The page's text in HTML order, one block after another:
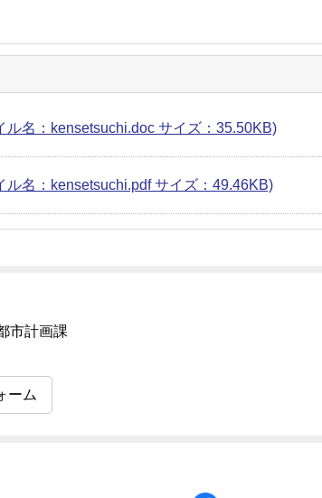
ル名：kensetsuchi.doc サイズ：35.50KB)
ル名：kensetsuchi.pdf サイズ：49.46KB)
市計画課
ーム